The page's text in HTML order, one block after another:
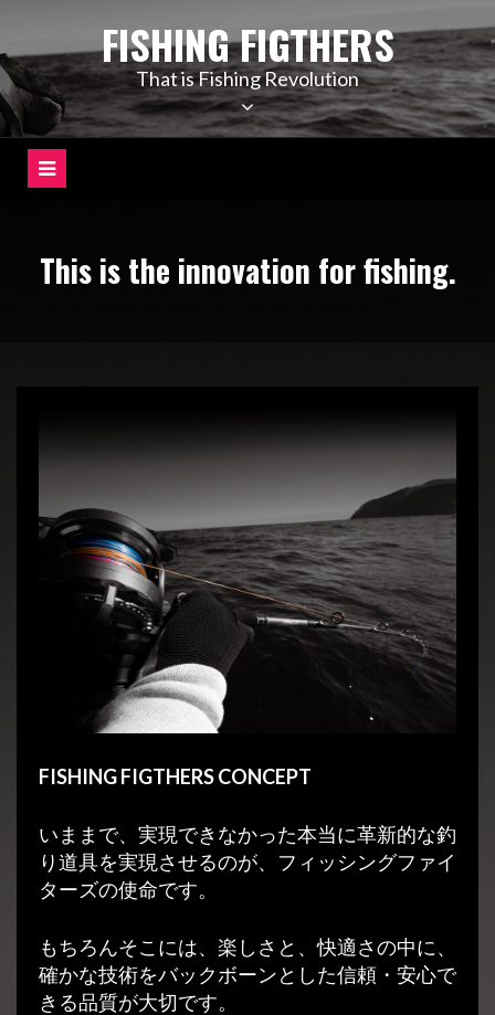
テ
ン
ツ
FISHING FIGTHERS
That is Fishing Revolution
This is the innovation for fishing.
FISHING FIGTHERS CONCEPT
いままで、実現できなかった本当に革新的な釣
り道具を実現させるのが、フィッシングファイ
ターズの使命です。
もちろんそこには、楽しさと、快適さの中に、
確かな技術をバックボーンとした信頼・安心で
きる品質が大切です。